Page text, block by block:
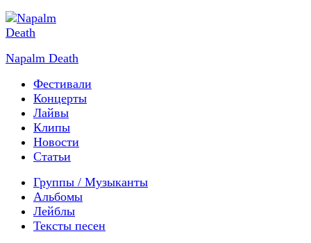
Napalm Death
Фестивали
Концерты
Лайвы
Клипы
Новости
Статьи
Группы / Музыканты
Альбомы
Лейблы
Тексты песен